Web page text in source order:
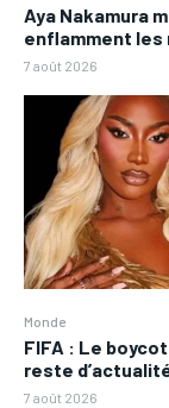
Aya Nakamura
enflamment les
7 août 2026
Monde
FIFA : Le
reste
7 août 2026